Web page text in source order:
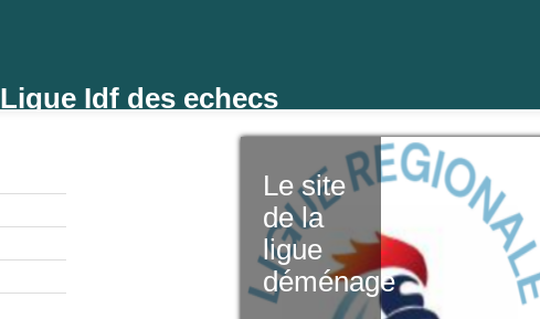
Ligue Idf des echecs
Le site
de la
ligue
déménage